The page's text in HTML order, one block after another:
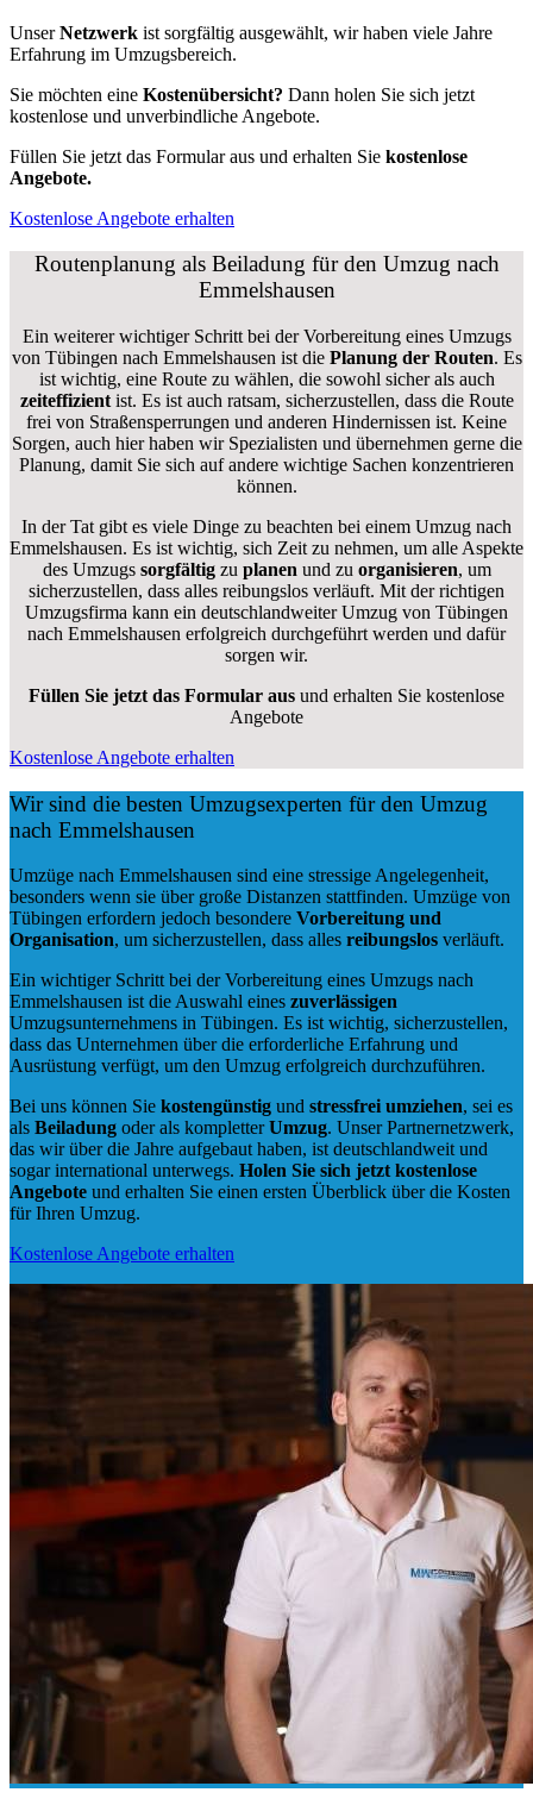
UnserNetzwerk ist sorgfältig ausgewählt, wir haben viele Jahre
Erfahrung im Umzugsbereich.
Sie möchten eine Kostenübersicht? Dann holen Sie sich jetzt
kostenlose und unverbindliche Angebote.
Füllen Sie jetzt das Formular aus und erhalten Sie kostenlose
Angebote.
Kostenlose Angebote erhalten
Routenplanung als Beiladung für den Umzug nach
Emmelshausen
Ein weiterer wichtiger Schritt bei der Vorbereitung eines Umzugs
von Tübingen nach Emmelshausen ist diePlanung der Routen. Es
ist wichtig, eine Route zu wählen, die sowohl sicher als auch
zeiteffizientist. Es ist auch ratsam, sicherzustellen, dass die Route
frei von Straßensperrungen und anderen Hindernissen ist. Keine
Sorgen, auch hier haben wir Spezialisten und übernehmen gerne die
Planung, damit Sie sich auf andere wichtige Sachen konzentrieren
können.
In der Tat gibt es viele Dinge zu beachten bei einem Umzug nach
Emmelshausen. Es ist wichtig, sich Zeit zu nehmen, um alle Aspekte
des Umzugs sorgfältigzu planen und zu organisieren, um
sicherzustellen, dass alles reibungslos verläuft. Mit der richtigen
Umzugsfirma kann ein deutschlandweiter Umzug von Tübingen
nach Emmelshausen erfolgreich durchgeführt werden und dafür
sorgen wir.
Füllen Sie jetzt das Formular aus und erhalten Sie kostenlose
Angebote
Kostenlose Angebote erhalten
Wir sind die besten Umzugsexperten für den Umzug
nach Emmelshausen
Umzüge nach Emmelshausen sind eine stressige Angelegenheit,
besonders wenn sie über große Distanzen stattfinden. Umzüge von
Tübingen erfordern jedoch besondere Vorbereitung und
Organisation, um sicherzustellen, dass alles reibungslos verläuft.
Ein wichtiger Schritt bei der Vorbereitung eines Umzugs nach
Emmelshausen ist die Auswahl eines zuverlässigen
Umzugsunternehmens in Tübingen. Es ist wichtig, sicherzustellen,
dass das Unternehmen über die erforderliche Erfahrung und
Ausrüstung verfügt, um den Umzug erfolgreich durchzuführen.
Bei uns können Sie kostengünstig und stressfrei umziehen, sei es
als Beiladung oder als kompletterUmzug. Unser Partnernetzwerk,
das wir über die Jahre aufgebaut haben, ist deutschlandweit und
sogar international unterwegs. Holen Sie sich jetzt kostenlose
Angebote und erhalten Sie einen ersten Überblick über die Kosten
für Ihren Umzug.
Kostenlose Angebote erhalten